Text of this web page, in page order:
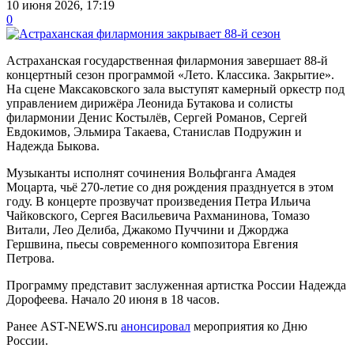
10 июня 2026, 17:19
0
Астраханская государственная филармония завершает 88-й
концертный сезон программой «Лето. Классика. Закрытие».
На сцене Максаковского зала выступят камерный оркестр под
управлением дирижёра Леонида Бутакова и солисты
филармонии Денис Костылёв, Сергей Романов, Сергей
Евдокимов, Эльмира Такаева, Станислав Подружин и
Надежда Быкова.
Музыканты исполнят сочинения Вольфганга Амадея
Моцарта, чьё 270-летие со дня рождения празднуется в этом
году. В концерте прозвучат произведения Петра Ильича
Чайковского, Сергея Васильевича Рахманинова, Томазо
Витали, Лео Делиба, Джакомо Пуччини и Джорджа
Гершвина, пьесы современного композитора Евгения
Петрова.
Программу представит заслуженная артистка России Надежда
Дорофеева. Начало 20 июня в 18 часов.
Ранее AST-NEWS.ru анонсировал мероприятия ко Дню
России.